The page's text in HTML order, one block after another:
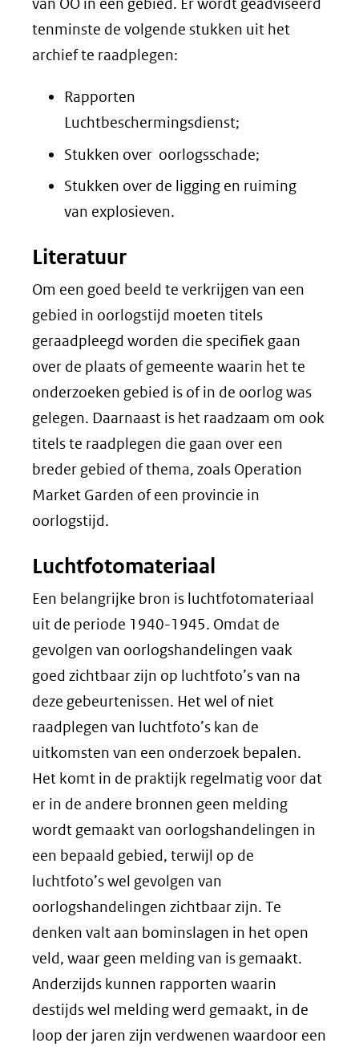
tenminste de volgende stukken uit het
archief te raadplegen:
Rapporten
Luchtbeschermingsdienst;
Stukken over oorlogsschade;
Stukken over de ligging en ruiming
van explosieven.
Literatuur
Om een goed beeld te verkrijgen van een
gebied in oorlogstijd moeten titels
geraadpleegd worden die specifiek gaan
over de plaats of gemeente waarin het te
onderzoeken gebied is of in de oorlog was
gelegen. Daarnaast is het raadzaam om ook
titels te raadplegen die gaan over een
breder gebied of thema, zoals Operation
Market Garden of een provincie in
oorlogstijd.
Luchtfotomateriaal
Een belangrijke bron is luchtfotomateriaal
uit de periode 1940-1945. Omdat de
gevolgen van oorlogshandelingen vaak
goed zichtbaar zijn op luchtfoto’s van na
deze gebeurtenissen. Het wel of niet
raadplegen van luchtfoto’s kan de
uitkomsten van een onderzoek bepalen.
Het komt in de praktijk regelmatig voor dat
er in de andere bronnen geen melding
wordt gemaakt van oorlogshandelingen in
een bepaald gebied, terwijl op de
luchtfoto’s wel gevolgen van
oorlogshandelingen zichtbaar zijn. Te
denken valt aan bominslagen in het open
veld, waar geen melding van is gemaakt.
Anderzijds kunnen rapporten waarin
destijds wel melding werd gemaakt, in de
loop der jaren zijn verdwenen waardoor een